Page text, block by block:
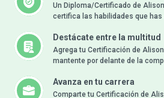
Un Diploma/Certificado de
certifica las habilidades que has
Destácate entre la multitud
Agrega tu Certificación de
mantente por delante de la
Avanza en tu carrera
Comparte tu Certificación de